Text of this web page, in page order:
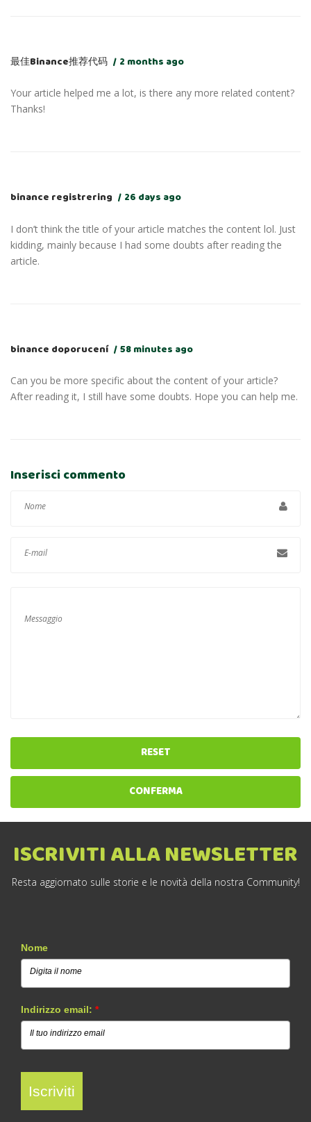
最佳Binance推荐代码 2 months ago
Your article helped me a lot, is there any more related content?
Thanks!
binance registrering 26 days ago
I don’t think the title of your article matches the content lol. Just
kidding, mainly because I had some doubts after reading the
article.
binance doporucení 58 minutes ago
Can you be more specific about the content of your article?
After reading it, I still have some doubts. Hope you can help me.
Inserisci commento
RESET
CONFERMA
ISCRIVITI ALLA NEWSLETTER
Resta aggiornato sulle storie e le novità della nostra Community!
Nome
Indirizzo email: *
Iscriviti